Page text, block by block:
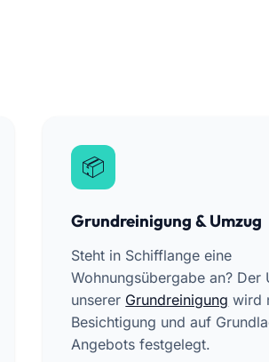
Grundreinigung & Umzug
Steht in Schifflange eine
Wohnungsübergabe an? Der
unserer Grundreinigung wird
Besichtigung und auf
Angebots festgelegt.